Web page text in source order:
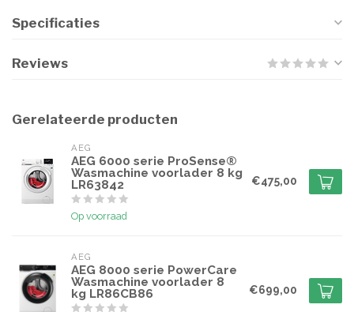
Specificaties
Reviews
Gerelateerde producten
AEG
AEG 6000 serie ProSense®
Wasmachine voorlader 8 kg
LR63842
Op voorraad
€475,00
AEG
AEG 8000 serie PowerCare
Wasmachine voorlader 8
kg LR86CB86
€699,00